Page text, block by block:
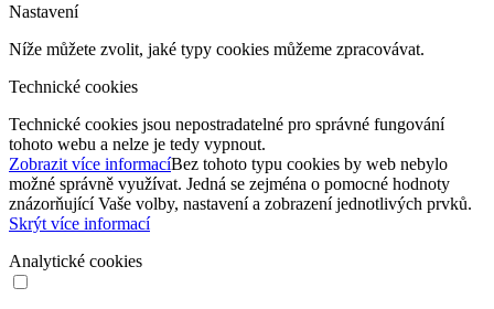
Nastavení
Níže můžete zvolit, jaké typy cookies můžeme zpracovávat.
Technické cookies
Technické cookies jsou nepostradatelné pro správné fungování
tohoto webu a nelze je tedy vypnout.
Zobrazit více informacíBez tohoto typu cookies by web nebylo
možné správně využívat. Jedná se zejména o pomocné hodnoty
znázorňující Vaše volby, nastavení a zobrazení jednotlivých prvků.
Skrýt více informací
Analytické cookies